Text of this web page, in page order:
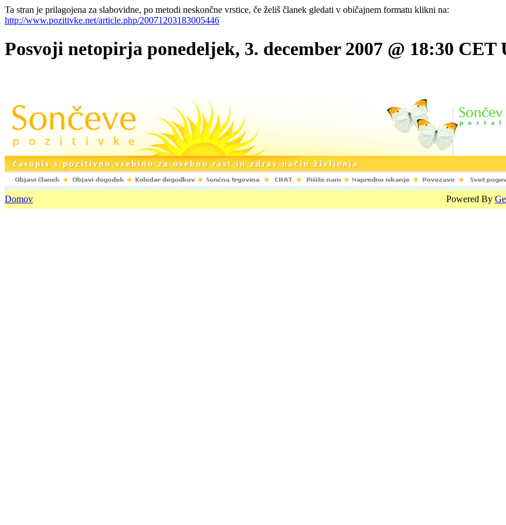
Ta stran je prilagojena za slabovidne, po metodi neskončne vrstice, če želiš članek gledati v običajnem formatu klikni na:
http://www.pozitivke.net/article.php/20071203183005446
Posvoji netopirja ponedeljek, 3. december 2007 @ 18:30
Domov Powered By